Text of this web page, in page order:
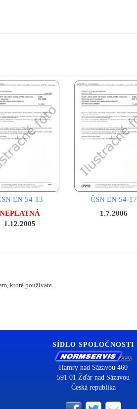
EN 54-13
NEPLATNÁ
1.12.2005
ČSN EN 54-17
1.7.2006
ktoré používate.
SÍDLO SPOLOČNOSTI
Hamry nad Sázavou 460
591 01 Žďár nad Sázavou
Česká republika